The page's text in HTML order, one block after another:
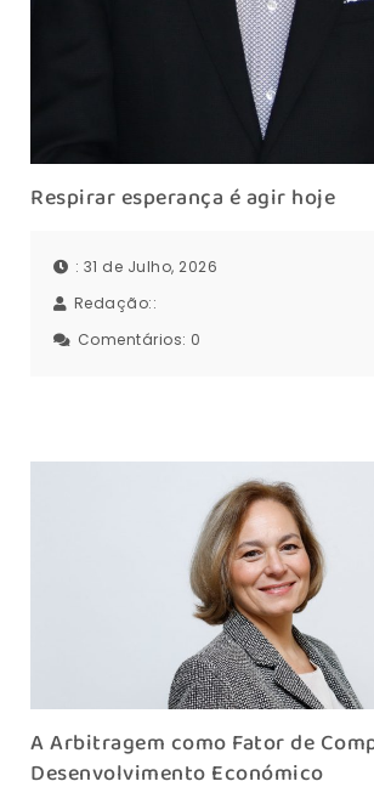
Respirar esperança é agir hoje
: 31 de Julho, 2026
Redação::
Comentários: 0
A Arbitragem como Fator de
Desenvolvimento Económico